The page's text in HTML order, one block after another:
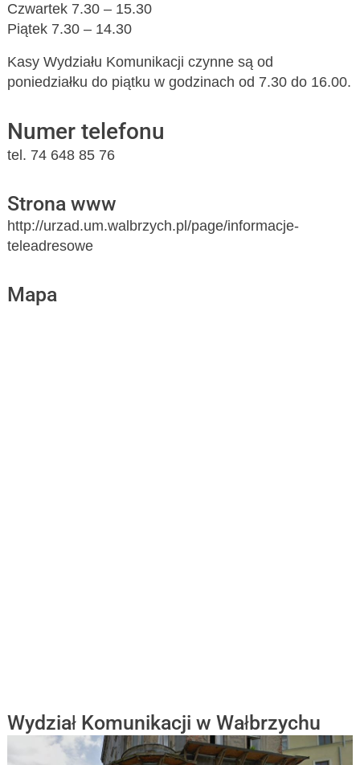
Czwartek 7.30 – 15.30
Piątek 7.30 – 14.30
Kasy Wydziału Komunikacji czynne są od
poniedziałku do piątku w godzinach od 7.30 do 16.00.
Numer telefonu
tel. 74 648 85 76
Strona www
http://urzad.um.walbrzych.pl/page/informacje-
teleadresowe
Mapa
Wydział Komunikacji w Wałbrzychu